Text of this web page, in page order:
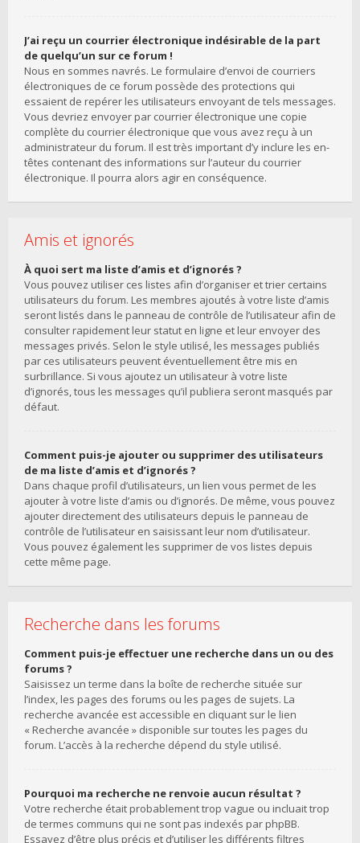
J’ai reçu un courrier électronique indésirable de la part
de quelqu’un sur ce forum !
Nous en sommes navrés. Le formulaire d’envoi de courriers
électroniques de ce forum possède des protections qui
essaient de repérer les utilisateurs envoyant de tels messages.
Vous devriez envoyer par courrier électronique une copie
complète du courrier électronique que vous avez reçu à un
administrateur du forum. Il est très important d’y inclure les en-
têtes contenant des informations sur l’auteur du courrier
électronique. Il pourra alors agir en conséquence.
Amis et ignorés
À quoi sert ma liste d’amis et d’ignorés ?
Vous pouvez utiliser ces listes afin d’organiser et trier certains
utilisateurs du forum. Les membres ajoutés à votre liste d’amis
seront listés dans le panneau de contrôle de l’utilisateur afin de
consulter rapidement leur statut en ligne et leur envoyer des
messages privés. Selon le style utilisé, les messages publiés
par ces utilisateurs peuvent éventuellement être mis en
surbrillance. Si vous ajoutez un utilisateur à votre liste
d’ignorés, tous les messages qu’il publiera seront masqués par
défaut.
Comment puis-je ajouter ou supprimer des utilisateurs
de ma liste d’amis et d’ignorés ?
Dans chaque profil d’utilisateurs, un lien vous permet de les
ajouter à votre liste d’amis ou d’ignorés. De même, vous pouvez
ajouter directement des utilisateurs depuis le panneau de
contrôle de l’utilisateur en saisissant leur nom d’utilisateur.
Vous pouvez également les supprimer de vos listes depuis
cette même page.
Recherche dans les forums
Comment puis-je effectuer une recherche dans un ou des
forums ?
Saisissez un terme dans la boîte de recherche située sur
l’index, les pages des forums ou les pages de sujets. La
recherche avancée est accessible en cliquant sur le lien
« Recherche avancée » disponible sur toutes les pages du
forum. L’accès à la recherche dépend du style utilisé.
Pourquoi ma recherche ne renvoie aucun résultat ?
Votre recherche était probablement trop vague ou incluait trop
de termes communs qui ne sont pas indexés par phpBB.
Essayez d’être plus précis et d’utiliser les différents filtres